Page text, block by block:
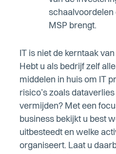
schaalvoordelen
MSP brengt.
IT is niet de kerntaak
Hebt u als bedrijf zelf
middelen in huis om IT
risico’s zoals
vermijden? Met een
business bekijkt u best
uitbesteedt en welke
organiseert. Laat u